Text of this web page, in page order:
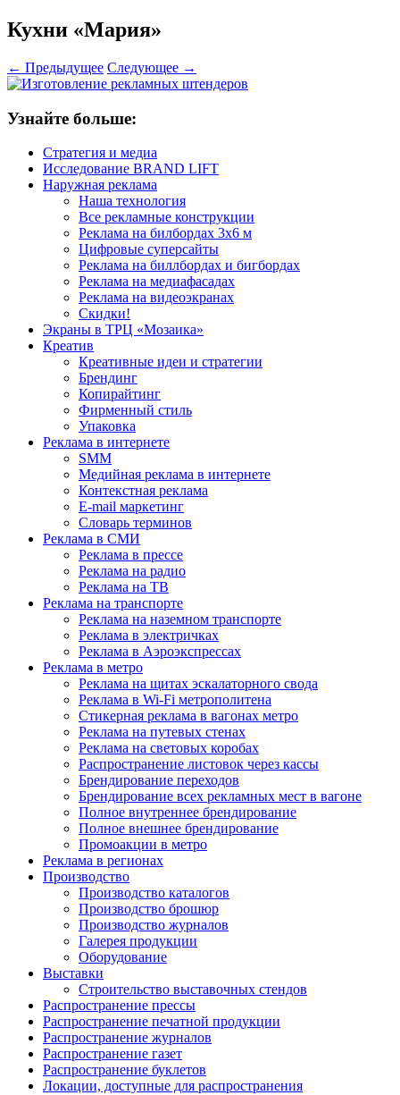
Кухни «Мария»
← Предыдущее Следующее →
Узнайте больше:
Стратегия и медиа
Исследование BRAND LIFT
Наружная реклама
Наша технология
Все рекламные конструкции
Реклама на билбордах 3х6 м
Цифровые суперсайты
Реклама на биллбордах и бигбордах
Реклама на медиафасадах
Реклама на видеоэкранах
Скидки!
Экраны в ТРЦ «Мозаика»
Креатив
Креативные идеи и стратегии
Брендинг
Копирайтинг
Фирменный стиль
Упаковка
Реклама в интернете
SMM
Медийная реклама в интернете
Контекстная реклама
E-mail маркетинг
Словарь терминов
Реклама в СМИ
Реклама в прессе
Реклама на радио
Реклама на ТВ
Реклама на транспорте
Реклама на наземном транспорте
Реклама в электричках
Реклама в Аэроэкспрессах
Реклама в метро
Реклама на щитах эскалаторного свода
Реклама в Wi-Fi метрополитена
Стикерная реклама в вагонах метро
Реклама на путевых стенах
Реклама на световых коробах
Распространение листовок через кассы
Брендирование переходов
Брендирование всех рекламных мест в вагоне
Полное внутреннее брендирование
Полное внешнее брендирование
Промоакции в метро
Реклама в регионах
Производство
Производство каталогов
Производство брошюр
Производство журналов
Галерея продукции
Оборудование
Выставки
Строительство выставочных стендов
Распространение прессы
Распространение печатной продукции
Распространение журналов
Распространение газет
Распространение буклетов
Локации, доступные для распространения